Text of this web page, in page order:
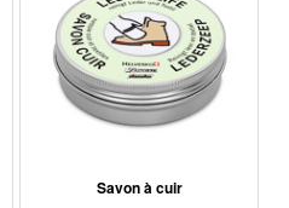
Savon à cuir